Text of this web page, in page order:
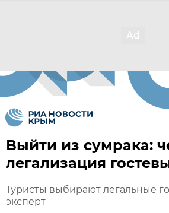
Выйти из сумрака:
легализация
Туристы выбирают легальные
эксперт